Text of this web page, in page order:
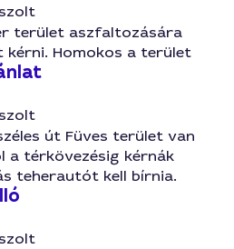
terület aszfaltozására
Homokos a terület
út Füves terület van
a térkövezésig kérnák
teherautót kell bírnia.